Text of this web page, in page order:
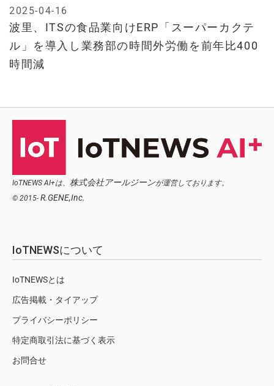
波里、ITSの食品業向けERP「スーパーカクテ
ル」を導入し業務部の時間外労働を前年比400
時間減
2025-04-16
IoTNEWS AI+は、 株式会社アールジーンが運営しております。
© 2015- R.GENE,Inc.
IoTNEWSについて
IoTNEWSとは
広告掲載・タイアップ
プライバシーポリシー
特定商取引法に基づく表示
お問合せ